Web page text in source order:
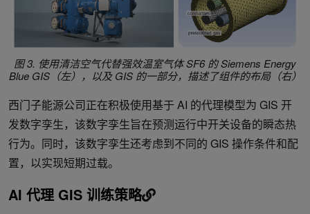
图 3. 使用清洁空气代替强效温室气体 SF6 的 Siemens Energy
Blue GIS（左），以及 GIS 的一部分，描述了组件的布局（右）
西门子能源公司正在积极使用基于 AI 的代理模型为 GIS 开
发数字孪生，该数字孪生旨在预测运行中开关设备的瞬态热
行为。同时，该数字孪生还考虑到不同的 GIS 操作条件和配
置，以实现短期过载。
AI 代理 GIS 训练策略